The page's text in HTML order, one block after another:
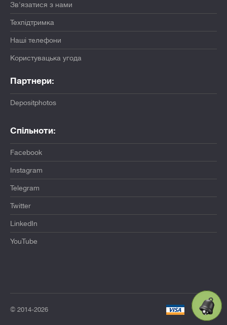
Зв'язатися з нами
Техпідтримка
Наші телефони
Користувацька угода
Партнери:
Depositphotos
Спільноти:
Facebook
Instagram
Telegram
Twitter
LinkedIn
YouTube
© 2014-2026